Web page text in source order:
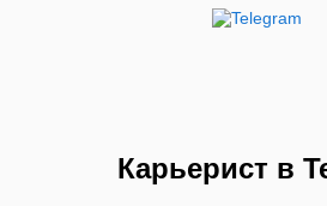
Карьерист в